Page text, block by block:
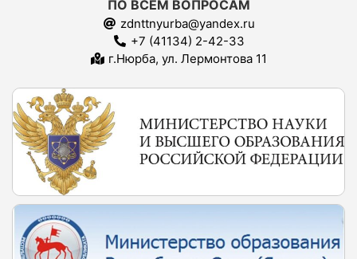
ПО ВСЕМ ВОПРОСАМ
zdnttnyurba@yandex.ru
+7 (41134) 2-42-33
г.Нюрба, ул. Лермонтова 11